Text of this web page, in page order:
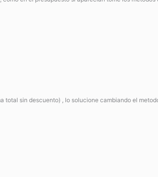
total sin descuento) , lo solucione cambiando el